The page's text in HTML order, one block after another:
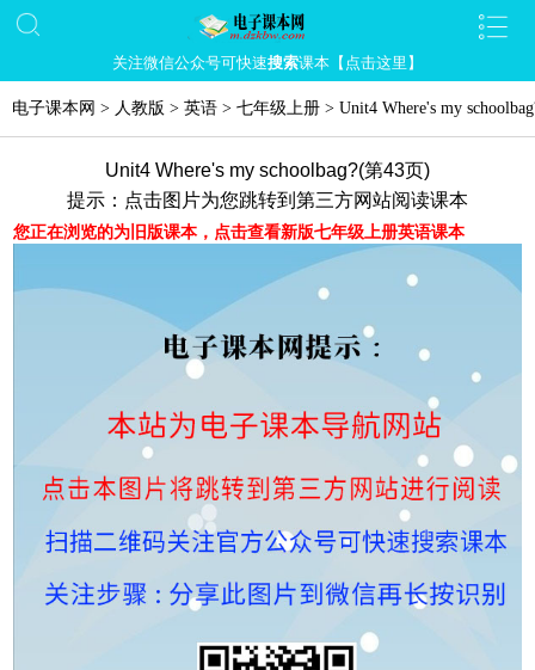
关注微信公众号可快速搜索课本【点击这里】
电子课本网 > 人教版 > 英语 > 七年级上册 > Unit4 Where's my
Unit4 Where's my schoolbag?(第43页)
提示：点击图片为您跳转到第三方网站阅读课本
您正在浏览的为旧版课本，点击查看新版七年级上册英语课本